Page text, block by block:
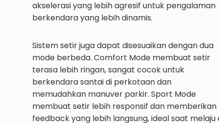
akselerasi yang lebih agresif untuk pengalaman
berkendara yang lebih dinamis.
Sistem setir juga dapat disesuaikan dengan dua
mode berbeda. Comfort Mode membuat setir
terasa lebih ringan, sangat cocok untuk
berkendara santai di perkotaan dan
memudahkan manuver parkir. Sport Mode
membuat setir lebih responsif dan memberikan
feedback yang lebih langsung, ideal saat melaju